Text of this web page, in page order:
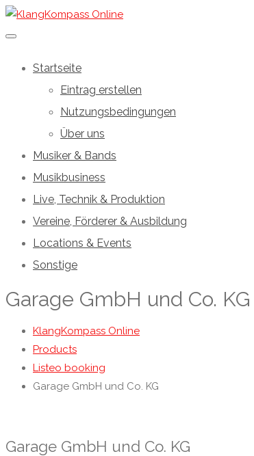
Startseite
Eintrag erstellen
Nutzungsbedingungen
Über uns
Musiker & Bands
Musikbusiness
Live, Technik & Produktion
Vereine, Förderer & Ausbildung
Locations & Events
Sonstige
Garage GmbH und Co. KG
KlangKompass Online
Products
Listeo booking
Garage GmbH und Co. KG
Garage GmbH und Co. KG